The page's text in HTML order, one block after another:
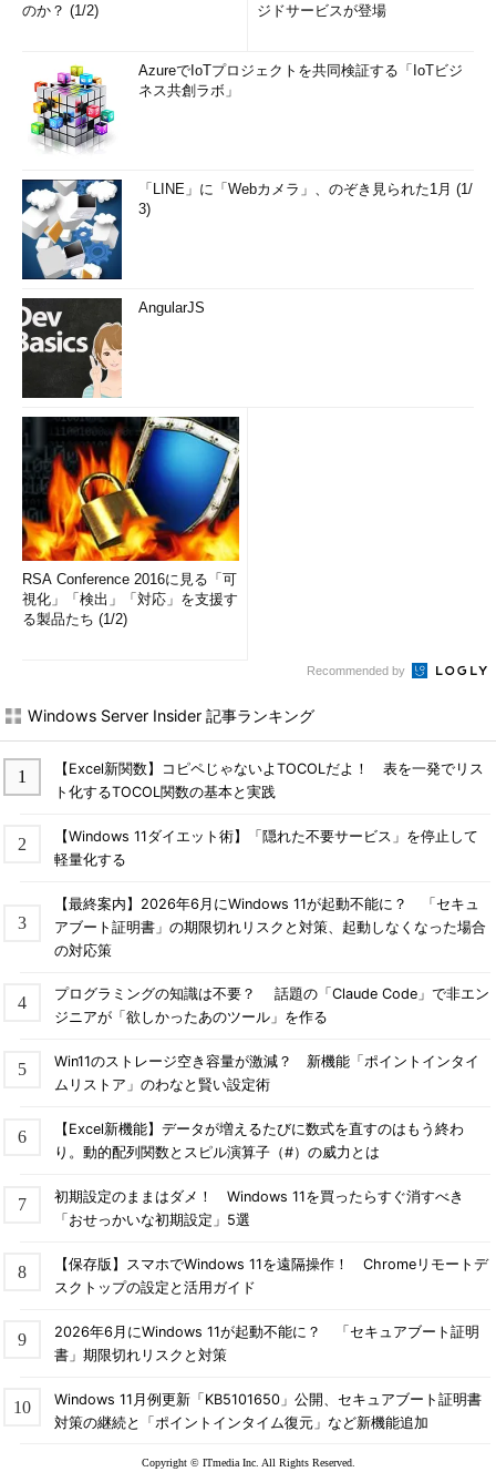
のか？ (1/2)
ジドサービスが登場
AzureでIoTプロジェクトを共同検証する「IoTビジ
ネス共創ラボ」
「LINE」に「Webカメラ」、のぞき見られた1月 (1/
3)
AngularJS
RSA Conference 2016に見る「可
視化」「検出」「対応」を支援す
る製品たち (1/2)
Recommended by
Windows Server Insider 記事ランキング
【Excel新関数】コピペじゃないよTOCOLだよ！ 表を一発でリス
ト化するTOCOL関数の基本と実践
【Windows 11ダイエット術】「隠れた不要サービス」を停止して
軽量化する
【最終案内】2026年6月にWindows 11が起動不能に？ 「セキュ
アブート証明書」の期限切れリスクと対策、起動しなくなった場合
の対応策
プログラミングの知識は不要？ 話題の「Claude Code」で非エン
ジニアが「欲しかったあのツール」を作る
Win11のストレージ空き容量が激減？ 新機能「ポイントインタイ
ムリストア」のわなと賢い設定術
【Excel新機能】データが増えるたびに数式を直すのはもう終わ
り。動的配列関数とスピル演算子（#）の威力とは
初期設定のままはダメ！ Windows 11を買ったらすぐ消すべき
「おせっかいな初期設定」5選
【保存版】スマホでWindows 11を遠隔操作！ Chromeリモートデ
スクトップの設定と活用ガイド
2026年6月にWindows 11が起動不能に？ 「セキュアブート証明
書」期限切れリスクと対策
Windows 11月例更新「KB5101650」公開、セキュアブート証明書
対策の継続と「ポイントインタイム復元」など新機能追加
Copyright © ITmedia Inc. All Rights Reserved.